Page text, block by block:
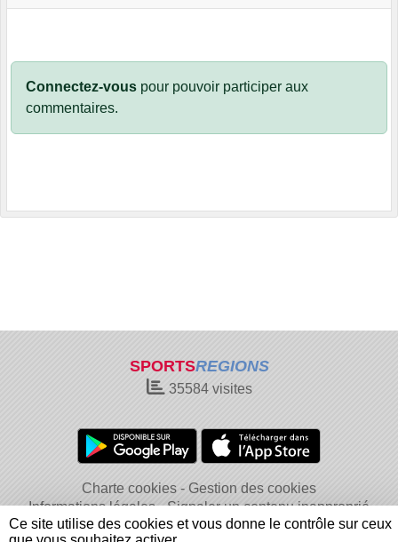
Connectez-vous pour pouvoir participer aux
commentaires.
SPORTSREGIONS
35584visites
Charte cookies
Gestion des cookies
Informations légales
Signaler un contenu inapproprié
Ce site utilise des cookies et vous donne le contrôle sur ceux